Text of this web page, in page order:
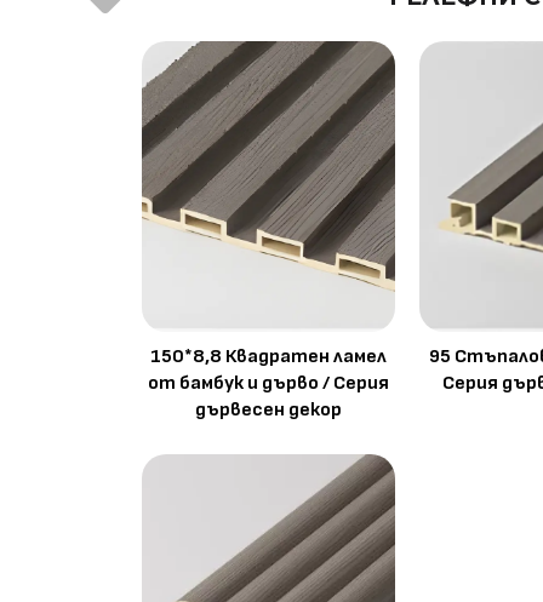
150*8,8 Квадратен ламел
от бамбук и дърво / Серия
дървесен декор
95
Серия